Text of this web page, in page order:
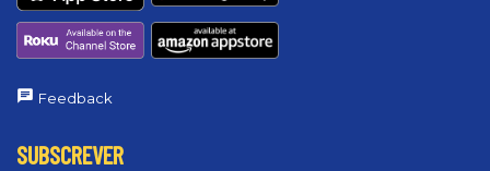
Feedback
SUBSCREVER